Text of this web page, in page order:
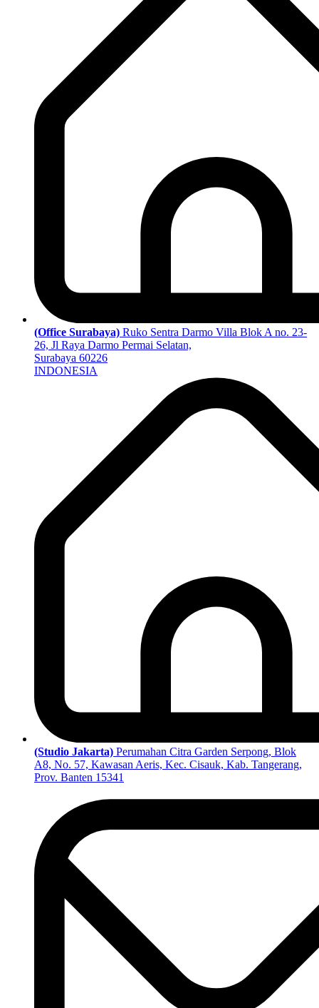
(Office Surabaya) Ruko Sentra Darmo Villa Blok A no. 23-
26, Jl Raya Darmo Permai Selatan,
Surabaya 60226
INDONESIA
(Studio Jakarta) Perumahan Citra Garden Serpong, Blok
A8, No. 57, Kawasan Aeris, Kec. Cisauk, Kab. Tangerang,
Prov. Banten 15341